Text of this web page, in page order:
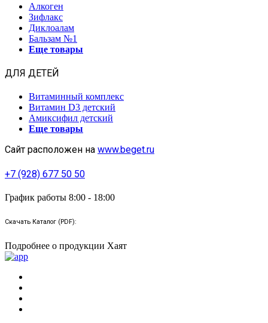
Алкоген
Зифлакс
Диклоалам
Бальзам №1
Еще товары
ДЛЯ ДЕТЕЙ
Витаминный комплекс
Витамин D3 детский
Амиксифил детский
Еще товары
Сайт расположен на www.beget.ru
+7 (928) 677 50 50
График работы 8:00 - 18:00
Скачать Каталог (PDF):
Подробнее о продукции Хаят